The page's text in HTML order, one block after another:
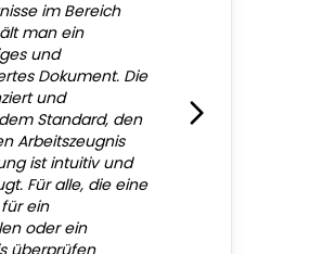
im Bereich
man ein
und
Dokument. Die
und
Standard, den
Arbeitszeugnis
ist intuitiv und
Für alle, die eine
ein
oder ein
überprüfen